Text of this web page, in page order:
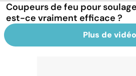
Coupeurs de feu pour
est-ce vraiment efficace ?
Plus de